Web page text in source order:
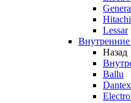
Hitachi
Lessar
Назад
Ballu
Dantex